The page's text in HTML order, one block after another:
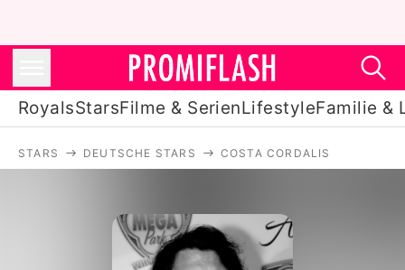
RoyalsStarsFilme & SerienLifestyleFamilie &
Filme & Serien
STARS DEUTSCHE STARS COSTA CORDALIS